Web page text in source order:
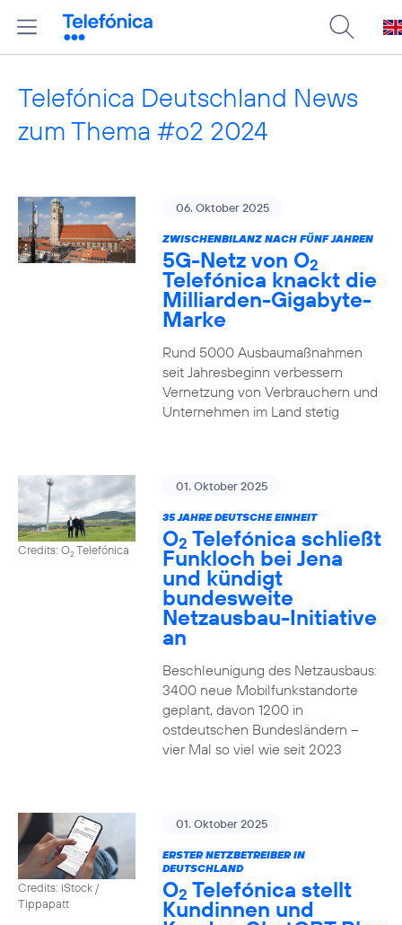
Telefónica Deutschland News
zum Thema #o2 2024
06. Oktober 2025
ZWISCHENBILANZ NACH FÜNF JAHREN
5G-Netz von O2
Telefónica knackt die
Milliarden-Gigabyte-
Marke
Rund 5000 Ausbaumaßnahmen
seit Jahresbeginn verbessern
Vernetzung von Verbrauchern und
Unternehmen im Land stetig
Credits: O2Telefónica
01. Oktober 2025
35 JAHRE DEUTSCHE EINHEIT
O2 Telefónica schließt
Funkloch bei Jena
und kündigt
bundesweite
Netzausbau-Initiative
an
Beschleunigung des Netzausbaus:
3400 neue Mobilfunkstandorte
geplant, davon 1200 in
ostdeutschen Bundesländern –
vier Mal so viel wie seit 2023
Credits: iStock /
Tippapatt
01. Oktober 2025
ERSTER NETZBETREIBER IN
DEUTSCHLAND
O2 Telefónica stellt
Kundinnen und